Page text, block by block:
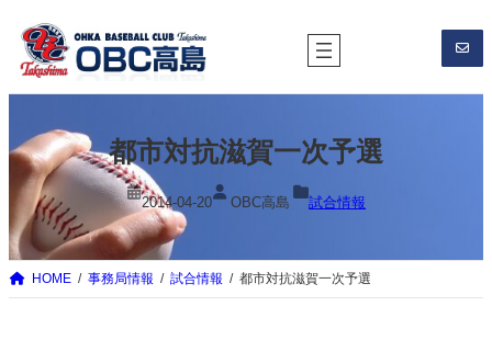
を
ス
ッ
都市対抗滋賀一次予選
2014-04-20 OBC高島 試合情報
HOME 事務局情報 試合情報 都市対抗滋賀一次予選